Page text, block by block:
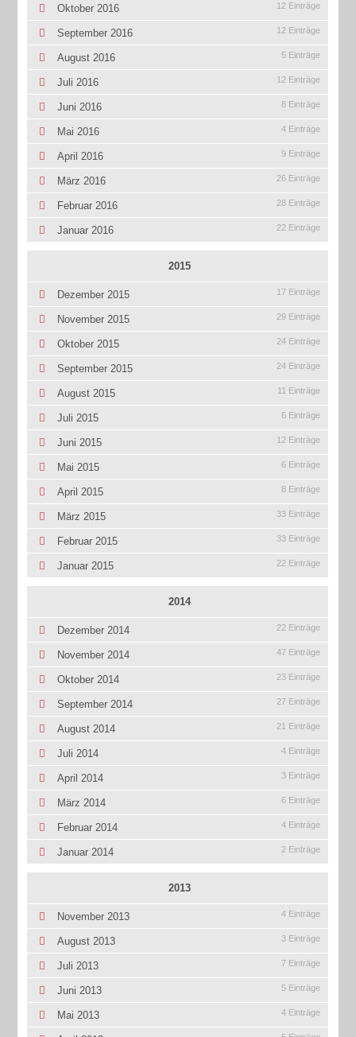
Oktober 2016 12 Einträge
September 2016 12 Einträge
August 2016 5 Einträge
Juli 2016 12 Einträge
Juni 2016 8 Einträge
Mai 2016 4 Einträge
April 2016 9 Einträge
März 2016 26 Einträge
Februar 2016 28 Einträge
Januar 2016 22 Einträge
2015
Dezember 2015 17 Einträge
November 2015 29 Einträge
Oktober 2015 24 Einträge
September 2015 24 Einträge
August 2015 11 Einträge
Juli 2015 6 Einträge
Juni 2015 12 Einträge
Mai 2015 6 Einträge
April 2015 8 Einträge
März 2015 33 Einträge
Februar 2015 33 Einträge
Januar 2015 22 Einträge
2014
Dezember 2014 22 Einträge
November 2014 47 Einträge
Oktober 2014 23 Einträge
September 2014 27 Einträge
August 2014 21 Einträge
Juli 2014 4 Einträge
April 2014 3 Einträge
März 2014 6 Einträge
Februar 2014 4 Einträge
Januar 2014 2 Einträge
2013
November 2013 4 Einträge
August 2013 3 Einträge
Juli 2013 7 Einträge
Juni 2013 5 Einträge
Mai 2013 4 Einträge